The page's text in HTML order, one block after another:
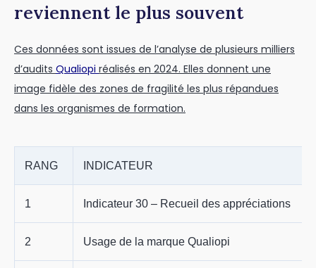
reviennent le plus souvent
Ces données sont issues de l’analyse de plusieurs milliers
d’audits Qualiopi réalisés en 2024. Elles donnent une
image fidèle des zones de fragilité les plus répandues
dans les organismes de formation.
RANG INDICATEUR
1 Indicateur 30 – Recueil des appréciations
2 Usage de la marque Qualiopi